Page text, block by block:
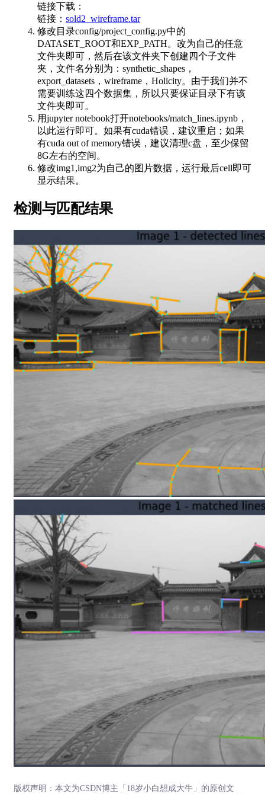
链接下载：
链接： sold2_wireframe.tar
修改目录config/project_config.py中的
DATASET_ROOT和EXP_PATH。改为自己的任意
文件夹即可，然后在该文件夹下创建四个子文件
夹，文件名分别为：synthetic_shapes，
export_datasets，wireframe，Holicity。由于我们并不
需要训练这四个数据集，所以只要保证目录下有该
文件夹即可。
用jupyter notebook打开notebooks/match_lines.ipynb，
以此运行即可。如果有cuda错误，建议重启；如果
有cuda out of memory错误，建议清理c盘，至少保留
8G左右的空间。
修改img1,img2为自己的图片数据，运行最后cell即可
显示结果。
检测与匹配结果
版权声明：本文为CSDN博主「18岁小白想成大牛」的原创文